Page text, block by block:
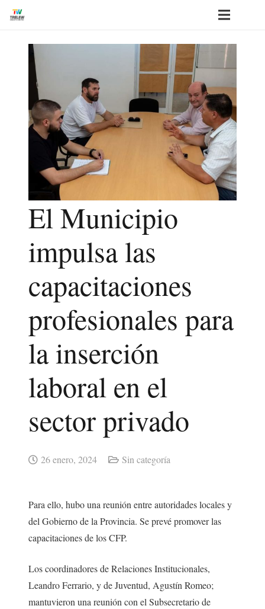
El Municipio
impulsa las
capacitaciones
profesionales para
la inserción
laboral en el
sector privado
26 enero, 2024 Sin categoría
Para ello, hubo una reunión entre autoridades locales y
del Gobierno de la Provincia. Se prevé promover las
capacitaciones de los CFP.
Los coordinadores de Relaciones Institucionales,
Leandro Ferrario, y de Juventud, Agustín Romeo;
mantuvieron una reunión con el Subsecretario de